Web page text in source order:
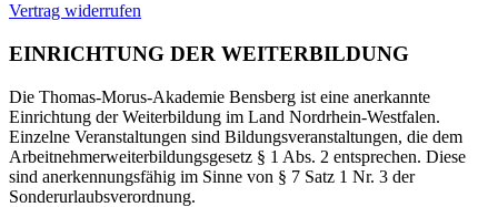
Vertrag widerrufen
EINRICHTUNG DER WEITERBILDUNG
Die Thomas-Morus-Akademie Bensberg ist eine anerkannte
Einrichtung der Weiterbildung im Land Nordrhein-Westfalen.
Einzelne Veranstaltungen sind Bildungsveranstaltungen, die dem
Arbeitnehmerweiterbildungsgesetz § 1 Abs. 2 entsprechen. Diese
sind anerkennungsfähig im Sinne von § 7 Satz 1 Nr. 3 der
Sonderurlaubsverordnung.